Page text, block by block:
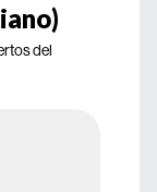
del